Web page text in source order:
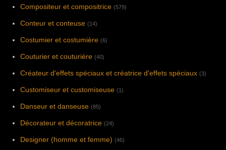
Compositeur et compositrice (579)
Conteur et conteuse (14)
Costumier et costumière (6)
Couturier et couturière (40)
Créateur d'effets spéciaux et créatrice d'effets spéciaux (3)
Customiseur et customiseuse (1)
Danseur et danseuse (85)
Décorateur et décoratrice (24)
Designer (homme et femme) (46)